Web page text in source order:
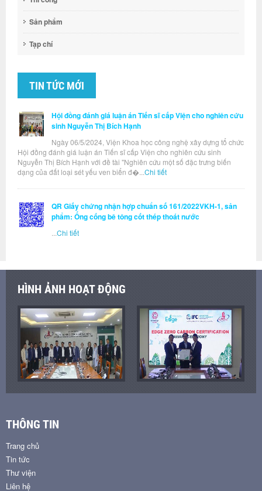
Sản phẩm
Tạp chí
TIN TỨC MỚI
Hội đồng đánh giá luận án Tiến sĩ cấp Viện cho nghiên cứu
sinh Nguyễn Thị Bích Hạnh
Ngày 06/5/2024, Viện Khoa học công nghệ xây dựng tổ chức
Hội đồng đánh giá luận án Tiến sĩ cấp Viện cho nghiên cứu sinh
Nguyễn Thị Bích Hạnh với đề tài "Nghiên cứu một số đặc trưng biến
dạng của đất loại sét yếu ven biển đ�... Chi tiết
QR Giấy chứng nhận hợp chuẩn số 161/2022VKH-1, sản
phẩm: Ống cống bê tông cốt thép thoát nước
Chi tiết
HÌNH ẢNH HOẠT ĐỘNG
THÔNG TIN
Trang chủ
Tin tức
Thư viện
Liên hệ